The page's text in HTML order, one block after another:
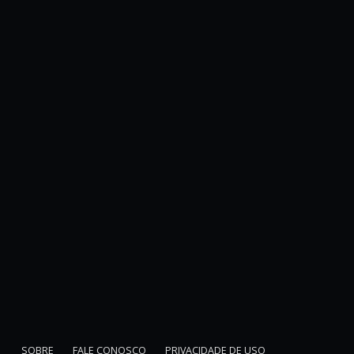
SOBRE FALE CONOSCO PRIVACIDADE DE USO